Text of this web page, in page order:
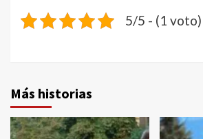
5/5 - (1 voto)
Más historias